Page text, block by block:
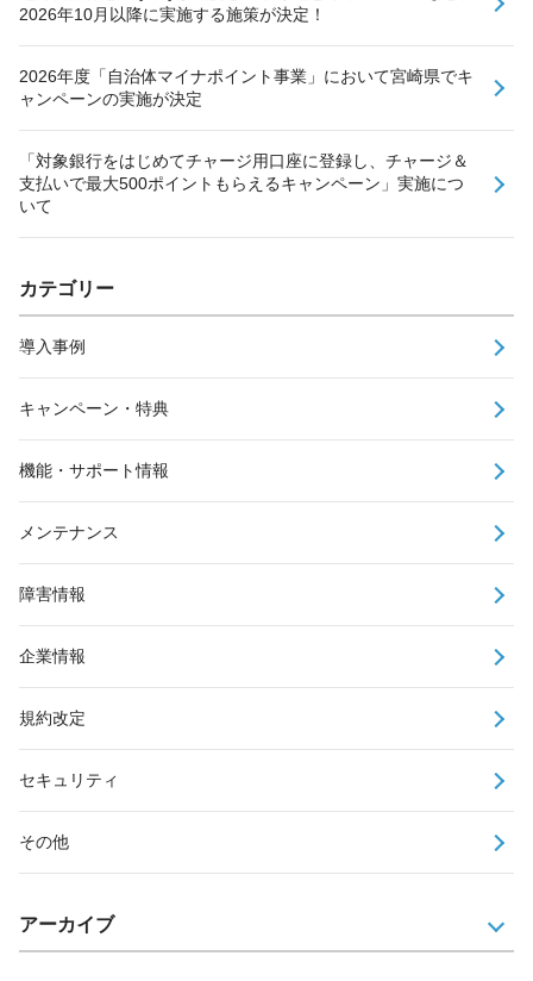
2026年10月以降に実施する施策が決定！
2026年度「自治体マイナポイント事業」において宮崎県でキ
ャンペーンの実施が決定
「対象銀行をはじめてチャージ用口座に登録し、チャージ＆
支払いで最大500ポイントもらえるキャンペーン」実施につ
いて
カテゴリー
導入事例
キャンペーン・特典
機能・サポート情報
メンテナンス
障害情報
企業情報
規約改定
セキュリティ
その他
アーカイブ